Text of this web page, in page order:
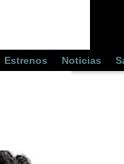
Estrenos Noticias